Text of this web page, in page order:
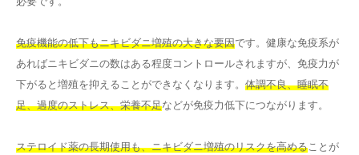
免疫機能の低下もニキビダニ増殖の大きな要因です。健康な免疫系が
あればニキビダニの数はある程度コントロールされますが、免疫力が
下がると増殖を抑えることができなくなります。 体調不良、睡眠不
足、過度のストレス、栄養不足などが免疫力低下につながります。
ステロイド薬の長期使用も、ニキビダニ増殖のリスクを高める ことが